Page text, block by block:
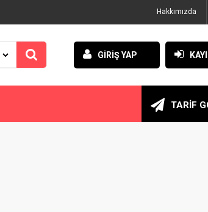
Hakkımızda
GİRİŞ YAP
TARİF